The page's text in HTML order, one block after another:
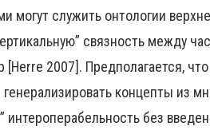
служить онтологии
связность между
2007]. Предполагается,
концепты из
без